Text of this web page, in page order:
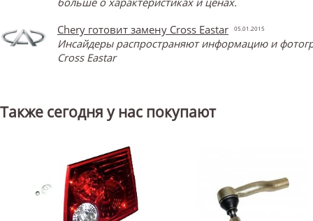
Chery готовит замену Cross Eastar
05.01.2015
Инсайдеры распространяют информацию и
Cross Eastar
Также сегодня у нас покупают